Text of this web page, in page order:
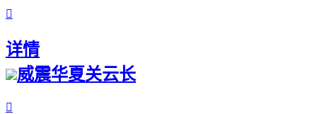

详情
威震华夏关云长
